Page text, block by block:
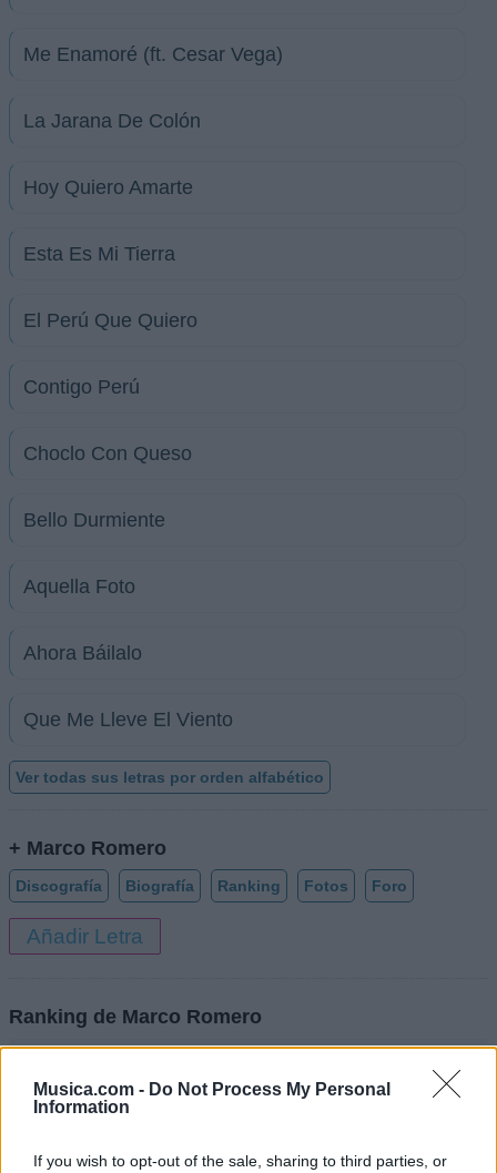
Musica.com - Do Not Process My Personal
Information
If you wish to opt-out of the sale, sharing to third parties, or
Me Enamoré (ft. Cesar Vega)
La Jarana De Colón
Hoy Quiero Amarte
Esta Es Mi Tierra
El Perú Que Quiero
Contigo Perú
Choclo Con Queso
Bello Durmiente
Aquella Foto
Ahora Báilalo
Que Me Lleve El Viento
Ver todas sus letras por orden alfabético
+ Marco Romero
Discografía Biografía Ranking Fotos Foro
Añadir Letra
Ranking de Marco Romero
no está entre los 500 artistas más
apoyados y visitados de esta semana.